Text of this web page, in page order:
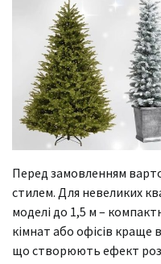
Перед замовленням
стилем. Для невеликих
моделі до 1,5 м –
кімнат або офісів краще
що створюють ефект